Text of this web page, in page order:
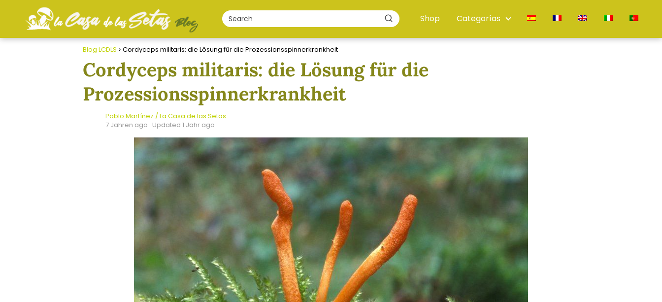
Shop Categorías
Blog LCDLS Cordyceps militaris: die Lösung für die Prozessionsspinnerkrankheit
Cordyceps militaris: die Lösung für die
Prozessionsspinnerkrankheit
Pablo Martínez / La Casa de las Setas
7 Jahren ago · Updated 1 Jahr ago